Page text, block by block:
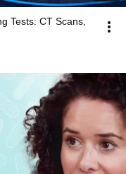
Tests: CT Scans,